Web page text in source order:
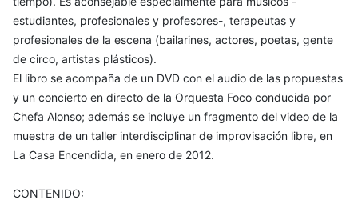
estudiantes, profesionales y profesores-, terapeutas y
profesionales de la escena (bailarines, actores, poetas, gente
de circo, artistas plásticos).
El libro se acompaña de un DVD con el audio de las propuestas
y un concierto en directo de la Orquesta Foco conducida por
Chefa Alonso; además se incluye un fragmento del video de la
muestra de un taller interdisciplinar de improvisación libre, en
La Casa Encendida, en enero de 2012.
CONTENIDO: